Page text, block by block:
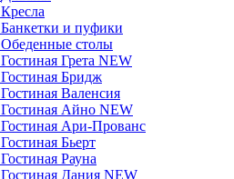
Кресла
Банкетки и пуфики
Обеденные столы
Гостиная Грета NEW
Гостиная Бридж
Гостиная Валенсия
Гостиная Айно NEW
Гостиная Ари-Прованс
Гостиная Бьерт
Гостиная Рауна
Гостиная Дания NEW